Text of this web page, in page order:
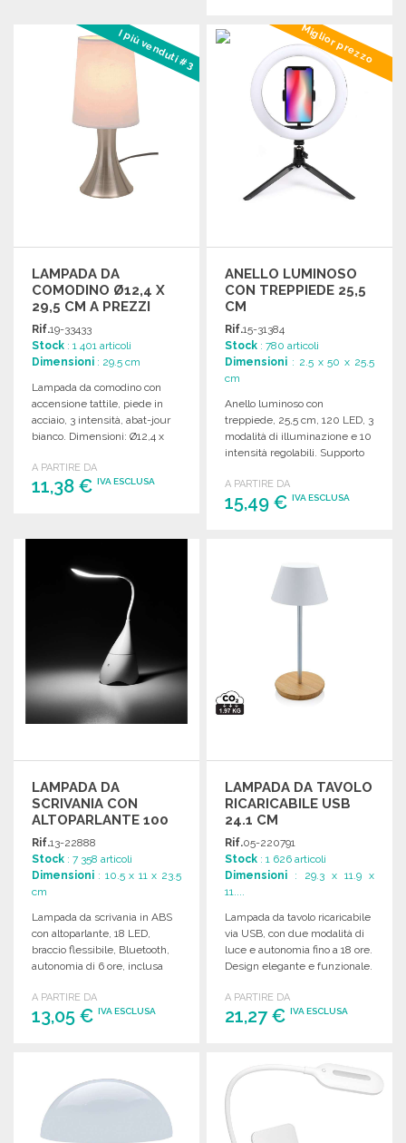
Richiedi un preventivo
ORDINARE
Richiedi un preventivo
I più venduti #3
LAMPADA DA
COMODINO Ø12,4 X
29,5 CM A PREZZI
ALL'INGROSSO
Rif.19-33433
Stock : 1 401 articoli
Dimensioni : 29.5 cm
Lampada da comodino con
accensione tattile, piede in
acciaio, 3 intensità, abat-jour
bianco. Dimensioni: Ø12,4 x
A PARTIRE DA
11,38 € IVA ESCLUSA
Miglior prezzo
ANELLO LUMINOSO
CON TREPPIEDE 25,5
CM
Rif.15-31384
Stock : 780 articoli
Dimensioni : 2.5 x 50 x 25.5
cm
Anello luminoso con
treppiede, 25,5 cm, 120 LED, 3
modalità di illuminazione e 10
intensità regolabili. Supporto
A PARTIRE DA
15,49 €IVA ESCLUSA
Richiedi un preventivo
LAMPADA DA
SCRIVANIA CON
ALTOPARLANTE 100
MM
Rif.13-22888
Stock : 7 358 articoli
Dimensioni : 10.5 x 11 x 23.5
cm
Lampada da scrivania in ABS
con altoparlante, 18 LED,
braccio flessibile, Bluetooth,
autonomia di 6 ore, inclusa
A PARTIRE DA
13,05 € IVA ESCLUSA
Richiedi un preventivo
LAMPADA DA TAVOLO
RICARICABILE USB
24.1 CM
Rif.05-220791
Stock : 1 626 articoli
Dimensioni : 29.3 x 11.9 x
11....
Lampada da tavolo ricaricabile
via USB, con due modalità di
luce e autonomia fino a 18 ore.
Design elegante e funzionale.
A PARTIRE DA
21,27 € IVA ESCLUSA
Richiedi un preventivo